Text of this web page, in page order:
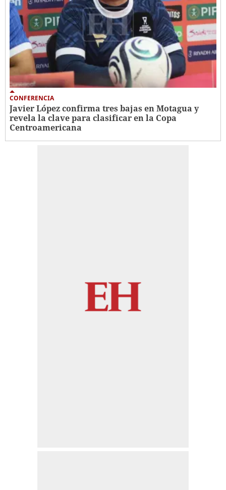
CONFERENCIA
Javier López confirma tres bajas en Motagua y
revela la clave para clasificar en la Copa
Centroamericana